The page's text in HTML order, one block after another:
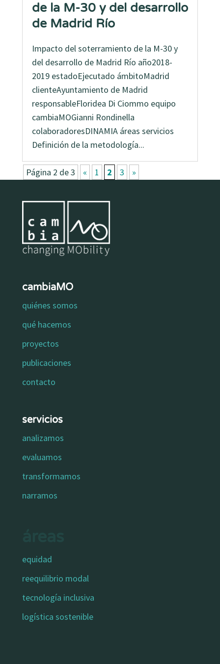
de la M-30 y del desarrollo
de Madrid Río
Impacto del soterramiento de la M-30 y
del desarrollo de Madrid Río año2018-
2019 estadoEjecutado ámbitoMadrid
clienteAyuntamiento de Madrid
responsableFloridea Di Ciommo equipo
cambiaMOGianni Rondinella
colaboradoresDINAMIA áreas servicios
Definición de la metodología...
Página 2 de 3 « 1 2 3 »
cambiaMO
quiénes somos
qué hacemos
proyectos
publicaciones
contacto
servicios
analizamos
evaluamos
transformamos
narramos
equidad
reequilibrio modal
tecnología inclusiva
logística sostenible